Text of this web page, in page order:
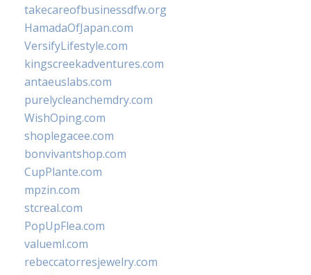
takecareofbusinessdfw.org
HamadaOfJapan.com
VersifyLifestyle.com
kingscreekadventures.com
antaeuslabs.com
purelycleanchemdry.com
WishOping.com
shoplegacee.com
bonvivantshop.com
CupPlante.com
mpzin.com
stcreal.com
PopUpFlea.com
valueml.com
rebeccatorresjewelry.com